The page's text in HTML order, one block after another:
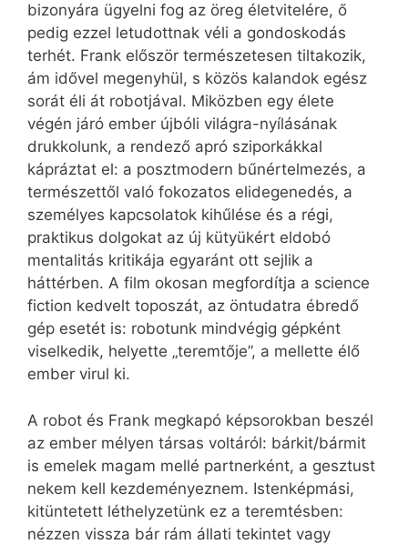
bizonyára ügyelni fog az öreg életvitelére, ő
pedig ezzel letudottnak véli a gondoskodás
terhét. Frank először természetesen tiltakozik,
ám idővel megenyhül, s közös kalandok egész
sorát éli át robotjával. Miközben egy élete
végén járó ember újbóli világra-nyílásának
drukkolunk, a rendező apró sziporkákkal
kápráztat el: a posztmodern bűnértelmezés, a
természettől való fokozatos elidegenedés, a
személyes kapcsolatok kihűlése és a régi,
praktikus dolgokat az új kütyükért eldobó
mentalitás kritikája egyaránt ott sejlik a
háttérben. A film okosan megfordítja a science
fiction kedvelt toposzát, az öntudatra ébredő
gép esetét is: robotunk mindvégig gépként
viselkedik, helyette „teremtője”, a mellette élő
ember virul ki.
A robot és Frank megkapó képsorokban beszél
az ember mélyen társas voltáról: bárkit/bármit
is emelek magam mellé partnerként, a gesztust
nekem kell kezdeményeznem. Istenképmási,
kitüntetett léthelyzetünk ez a teremtésben:
nézzen vissza bár rám állati tekintet vagy